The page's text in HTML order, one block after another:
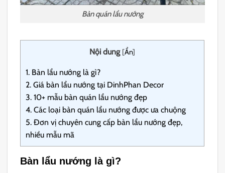
Bàn quán lẩu nướng
Nội dung [Ẩn]
1. Bàn lẩu nướng là gì?
2. Giá bàn lẩu nướng tại DinhPhan Decor
3. 10+ mẫu bàn quán lẩu nướng đẹp
4. Các loại bàn quán lẩu nướng được ưa chuộng
5. Đơn vị chuyên cung cấp bàn lẩu nướng đẹp,
nhiều mẫu mã
Bàn lẩu nướng là gì?